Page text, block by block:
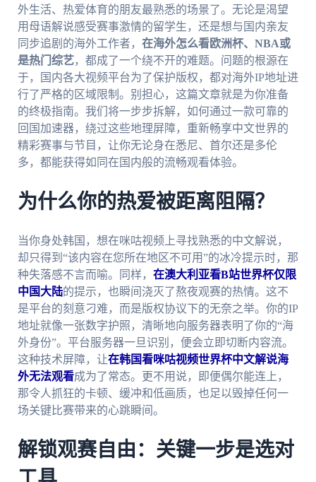
外生活、热爱体育的朋友最熟悉的场景了。无论是渴望
用母语解说感受赛事激情的留学生，还是想与国内亲友
同步追剧的海外工作者， 在海外怎么看欧洲杯、NBA或
是热门综艺，都成了一个绕不开的难题。问题的根源在
于，国内各大视频平台为了保护版权，都对海外IP地址进
行了严格的区域限制。别担心，这篇文章就是为你准备
的终极指南。我们将一步步拆解，如何通过一款可靠的
回国加速器，绕过这些地理屏障，重新畅享中文世界的
精彩赛事与节目，让你无论身在悉尼、首尔还是多伦
多，都能获得如同在国内般的流畅观看体验。
为什么你的热爱被距离阻隔？
当你身处韩国，想在咪咕视频上寻找熟悉的中文解说，
却只得到“该内容在您所在地区不可用”的冰冷提示时，那
种失落感不言而喻。同样， 在澳大利亚看B站世界杯仅限
中国大陆的提示，也瞬间浇灭了熬夜观赛的热情。这不
是平台的刻意刁难，而是版权协议下的无奈之举。你的IP
地址就像一张数字护照，清晰地向服务器表明了你的“海
外身份”。平台服务器一旦识别，便会立即切断内容流。
这种技术屏障，让在韩国看咪咕视频世界杯中文解说海
外无法观看成为了常态。更不用说，即便偶尔能连上，
那令人抓狂的卡顿、缓冲和低画质，也足以毁掉任何一
场关键比赛带来的心跳瞬间。
解锁观赛自由：关键一步是选对